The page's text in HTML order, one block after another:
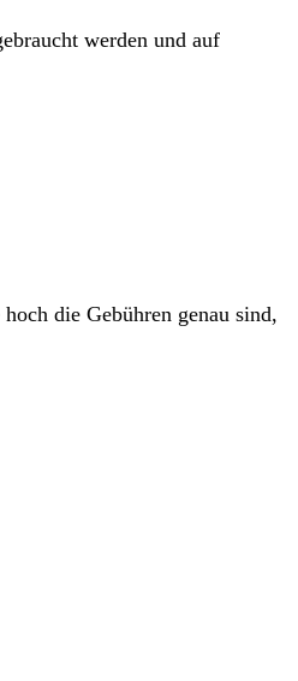
werden und auf
die Gebühren genau sind,